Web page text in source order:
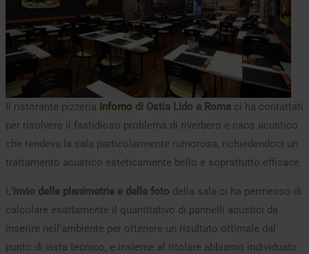
Il ristorante pizzeria Infornodi Ostia Lido a Romaci ha contattati
per risolvere il fastidioso problema di riverbero e caos acustico
che rendeva la sala particolarmente rumorosa, richiedendoci un
trattamento acustico esteticamente bello e soprattutto efficace.
L’invio delle planimetrie e delle foto della sala ci ha permesso di
calcolare esattamente il quantitativo di pannelli acustici da
inserire nell’ambiente per ottenere un risultato ottimale dal
punto di vista tecnico, e insieme al titolare abbiamo individuato